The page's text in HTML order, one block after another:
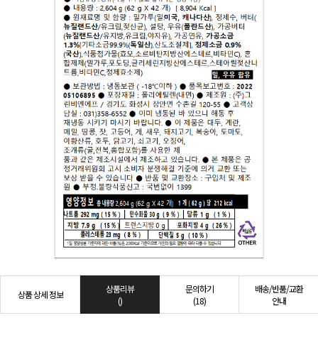
상품 상세 정보
상품리뷰
()
문의하기
(18)
배송/반품/교환
안내